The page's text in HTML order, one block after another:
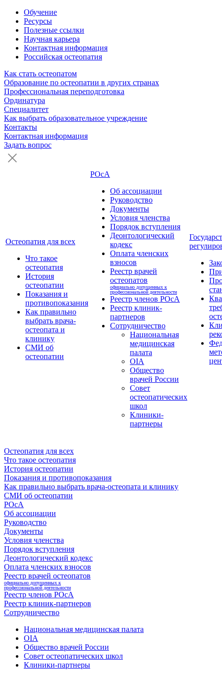
Обучение
Ресурсы
Полезные ссылки
Научная карьера
Контактная информация
Российская остеопатия
Как стать остеопатом
Образование по остеопатии в других странах
Профессиональная переподготовка
Ординатура
Специалитет
Как выбрать образовательное учреждение
Контакты
Контактная информация
Задать вопрос
Остеопатия для всех
Что такое
остеопатия
История
остеопатии
Показания и
противопоказания
Как правильно
выбрать врача-
остеопата и
клинику
СМИ об
остеопатии
РОсА
Об ассоциации
Руководство
Документы
Условия членства
Порядок вступления
Деонтологический
кодекс
Оплата членских
взносов
Реестр врачей
остеопатов
официально допущенных к
профессиональной деятельности
Реестр членов РОсА
Реестр клиник-
партнеров
Сотрудничество
Национальная
медицинская
палата
OIA
Общество
врачей России
Совет
остеопатических
школ
Клиники-
партнеры
Остеопатия для всех
Что такое остеопатия
История остеопатии
Показания и противопоказания
Как правильно выбрать врача-остеопата и клинику
СМИ об остеопатии
РОсА
Об ассоциации
Руководство
Документы
Условия членства
Порядок вступления
Деонтологический кодекс
Оплата членских взносов
Реестр врачей остеопатов
официально допущенных к
профессиональной деятельности
Реестр членов РОсА
Реестр клиник-партнеров
Сотрудничество
Национальная медицинская палата
OIA
Общество врачей России
Совет остеопатических школ
Клиники-партнеры